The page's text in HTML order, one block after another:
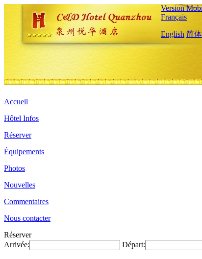
Version
Français
English 简
Accueil
Hôtel Infos
Réserver
Équipements
Photos
Nouvelles
Commentaires
Nous contacter
Réserver
Arrivée:
Départ: